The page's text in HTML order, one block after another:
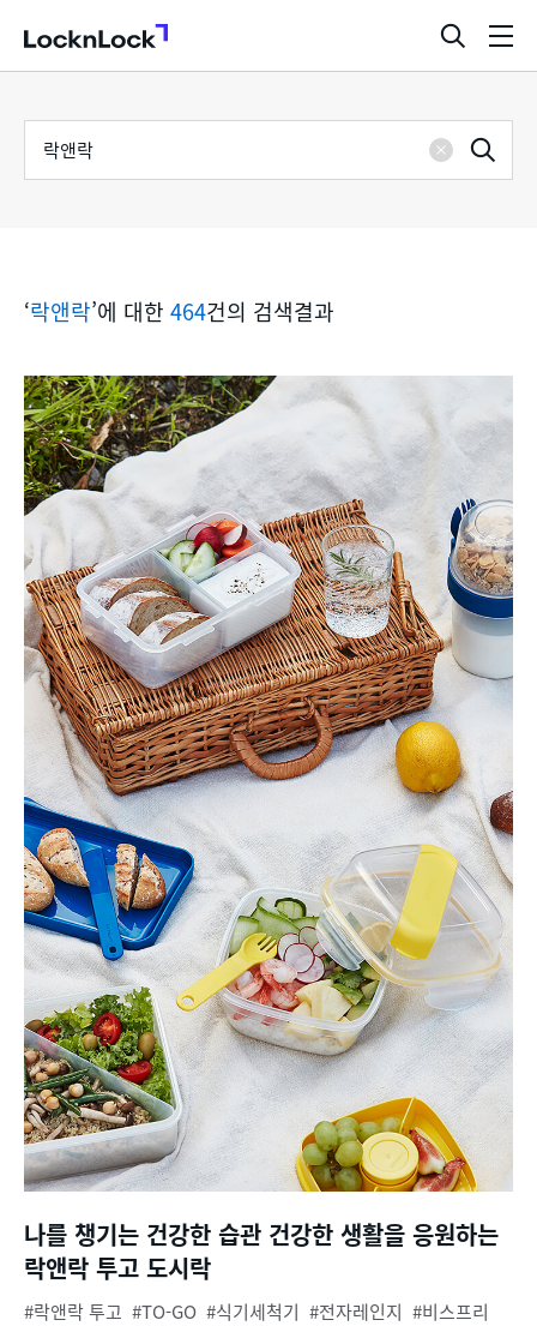
LocknLock
검
색
열
통
색
삭
검
‘락앤락’에 대한 464건의 검색결과
나를 챙기는 건강한 습관 건강한 생활을 응원하는
락앤락 투고 도시락
락앤락 투고 TO-GO 식기세척기 전자레인지
비스프리